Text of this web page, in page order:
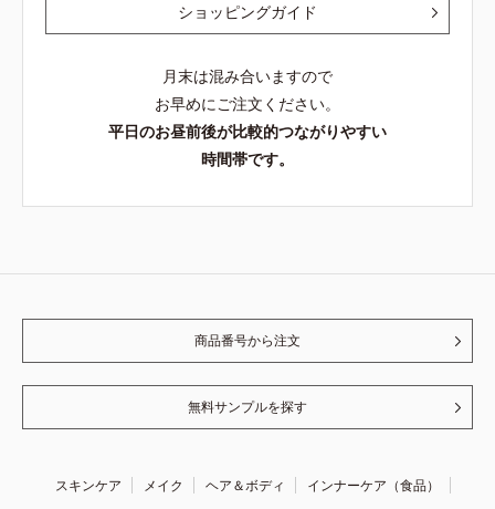
ショッピングガイド
月末は混み合いますので
お早めにご注文ください。
平日のお昼前後が比較的つながりやすい
時間帯です。
商品番号から注文
無料サンプルを探す
スキンケア メイク ヘア＆ボディ
インナーケア（食品）